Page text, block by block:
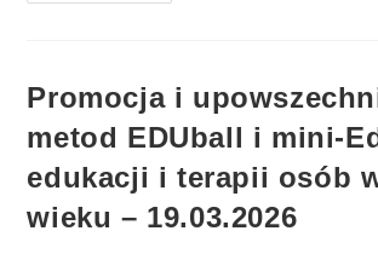
Promocja i
metod EDUball i mini-
edukacji i terapii osób
wieku – 19.03.2026